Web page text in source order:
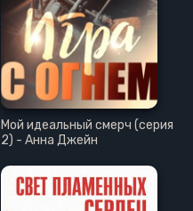
Мой идеальный смерч (серия
2) - Анна Джейн